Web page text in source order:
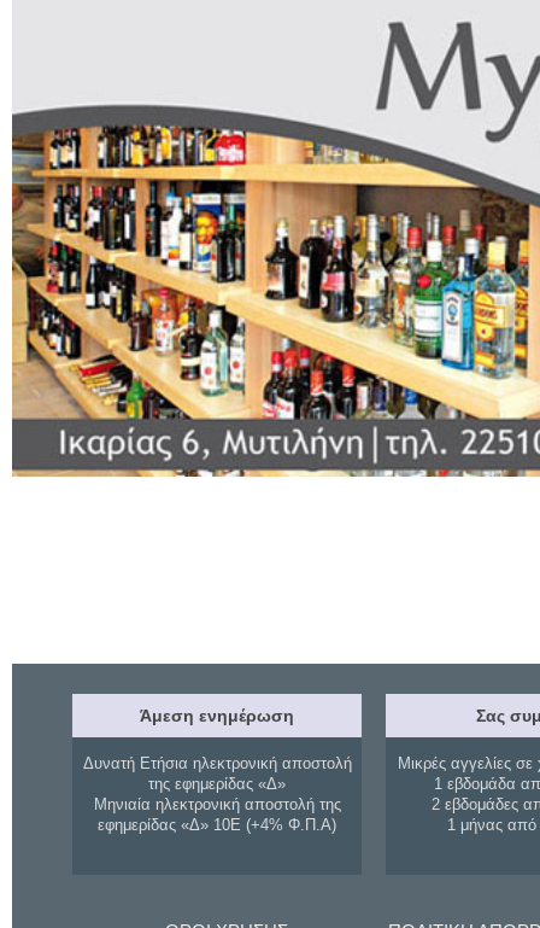
Άμεση ενημέρωση
Δυνατή Ετήσια ηλεκτρονική αποστολή
της εφημερίδας «Δ»
Μηνιαία ηλεκτρονική αποστολή της
εφημερίδας «Δ» 10Ε (+4% Φ.Π.Α)
Σας
Μικρές αγγελίες σε
1 εβδομάδα
2 εβδομάδες
1 μήνας